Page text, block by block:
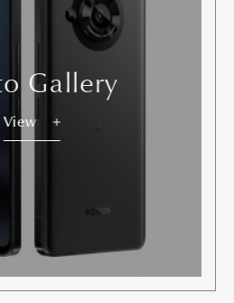
Gallery
View